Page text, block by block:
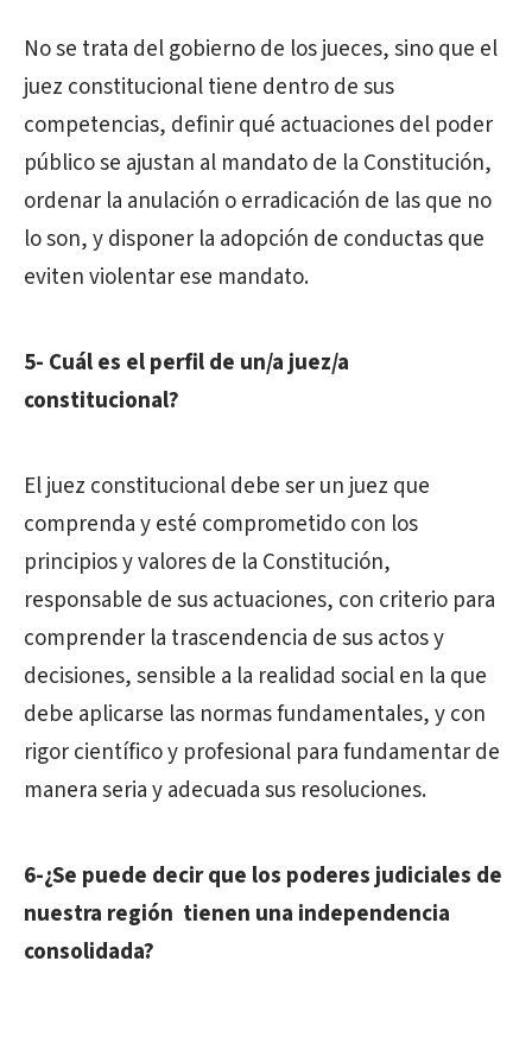
No se trata del gobierno de los jueces, sino que el
juez constitucional tiene dentro de sus
competencias, definir qué actuaciones del poder
público se ajustan al mandato de la Constitución,
ordenar la anulación o erradicación de las que no
lo son, y disponer la adopción de conductas que
eviten violentar ese mandato.
5- Cuál es el perfil de un/a juez/a
constitucional?
El juez constitucional debe ser un juez que
comprenda y esté comprometido con los
principios y valores de la Constitución,
responsable de sus actuaciones, con criterio para
comprender la trascendencia de sus actos y
decisiones, sensible a la realidad social en la que
debe aplicarse las normas fundamentales, y con
rigor científico y profesional para fundamentar de
manera seria y adecuada sus resoluciones.
6-¿Se puede decir que los poderes judiciales de
nuestra región tienen una independencia
consolidada?